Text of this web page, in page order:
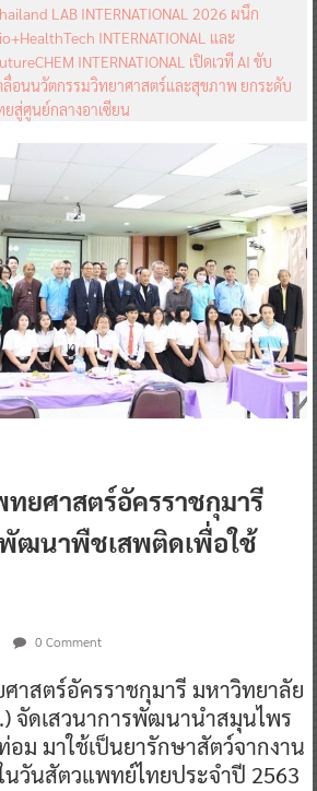
LAB INTERNATIONAL 2026 ผนึก
INTERNATIONAL และ
INTERNATIONAL เปิดเวที AI ขับ
ลื่อนนวัตกรรมวิทยาศาสตร์และสุขภาพ ยกระดับ
ยสู่ศูนย์กลางอาเซียน
ยศาสตร์อัครราชกุมารี
ฒนาพืชเสพติดเพื่อใช้
0 Comment
าสตร์อัครราชกุมารี มหาวิทยาลัย
จัดเสวนาการพัฒนานำสมุนไพร
ม มาใช้เป็นยารักษาสัตว์จากงาน
นวันสัตวแพทย์ไทยประจำปี 2563